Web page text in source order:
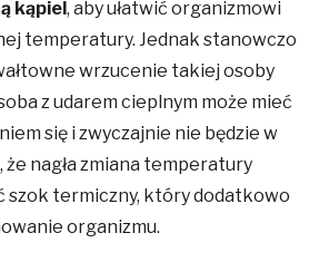
kąpiel , aby ułatwić organizmowi
temperatury. Jednak stanowczo
wrzucenie takiej osoby
z udarem cieplnym może mieć
się i zwyczajnie nie będzie w
że nagła zmiana temperatury
szok termiczny, który dodatkowo
organizmu.